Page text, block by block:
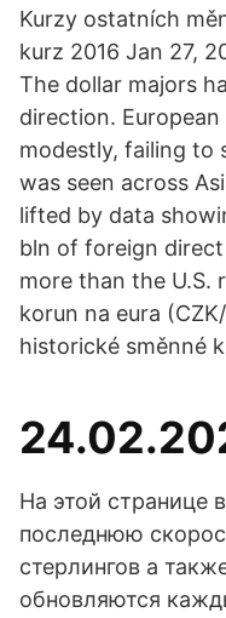
Kurzy ostatních
kurz 2016 Jan 27,
The dollar majors
direction.
modestly, failing to
was seen across
lifted by data
bln of foreign
more than the U.S.
korun na eura
historické směnné
На этой странице
последнюю
стерлингов а
обновляются